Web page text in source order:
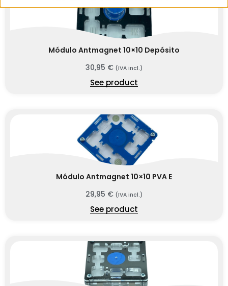
Módulo Antmagnet 10×10 Depósito
30,95 € (IVA incl.)
See product
Módulo Antmagnet 10×10 PVA E
29,95 € (IVA incl.)
See product